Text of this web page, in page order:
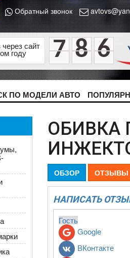
Обратный звонок
сайт
году 7 8 6
ПО МОДЕЛИ АВТО
ОБИВКА
ОБЗОР ОТЗЫВЫ
НАПИСАТЬ
Гость
Google
ВКонтакте